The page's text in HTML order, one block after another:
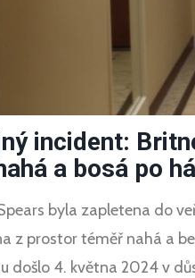
incident:
a bosá po
byla zapletena do
z prostor téměř nahá a
došlo 4. května 2024 v